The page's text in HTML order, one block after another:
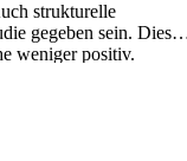
strukturelle
gegeben sein. Diese
weniger positiv.
und Privatleben soll